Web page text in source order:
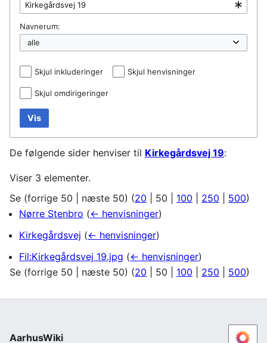
Navnerum:
Skjul inkluderinger Skjul henvisninger
Skjul omdirigeringer
Vis
De følgende sider henviser til Kirkegårdsvej 19:
Viser 3 elementer.
Se (forrige 50 næste 50) (20 50 100 250 500)
Nørre Stenbro (← henvisninger)
Kirkegårdsvej (← henvisninger)
Fil:Kirkegårdsvej 19.jpg (← henvisninger)
Se (forrige 50 næste 50) (20 50 100 250 500)
AarhusWiki